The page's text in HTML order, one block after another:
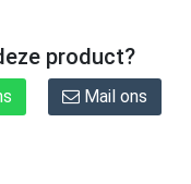
product?
Mail ons